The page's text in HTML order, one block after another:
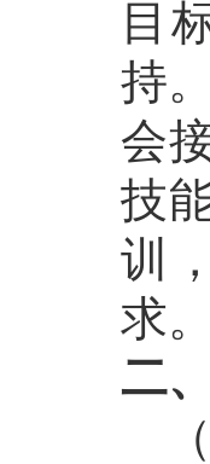
目
持
会
技
训
求。
二
（